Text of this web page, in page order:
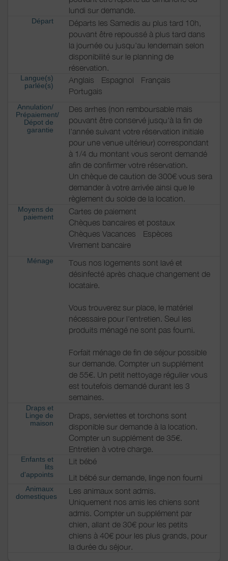
lundi sur demande.
Départ
Départs les Samedis au plus tard 10h,
pouvant être repoussé à plus tard dans
la journée ou jusqu'au lendemain selon
disponibilité sur le planning de
réservation.
Langue(s)
parlée(s)
Anglais Espagnol
Français
Portugais
Annulation/
Prépaiement/
Dépot de
garantie
Des arrhes (non remboursable mais
pouvant être conservé jusqu'à la fin de
l'année suivant votre réservation initiale
pour une venue ultérieur) correspondant
à 1/4 du montant vous seront demandé
afin de confirmer votre réservation.
Un chèque de caution de 300€ vous sera
demander à votre arrivée ainsi que le
règlement du solde de la location.
Moyens de
paiement
Cartes de paiement
Chèques bancaires et postaux
Chèques Vacances
Espèces
Virement bancaire
Ménage
Tous nos logements sont lavé et
désinfecté après chaque changement de
locataire.
Vous trouverez sur place, le matériel
nécessaire pour l'entretien. Seul les
produits ménagé ne sont pas fourni.
Forfait ménage de fin de séjour possible
sur demande. Compter un supplément
de 55€. Un petit nettoyage régulier vous
est toutefois demandé durant les 3
semaines.
Draps et
Linge de
maison
Draps, serviettes et torchons sont
disponible sur demande à la location.
Compter un supplément de 35€.
Entretien à votre charge.
Enfants et
lits
d'appoints
Lit bébé
Lit bébé sur demande, linge non fourni
Animaux
domestiques
Les animaux sont admis.
Uniquement nos amis les chiens sont
admis. Compter un supplément par
chien, allant de 30€ pour les petits
chiens à 40€ pour les plus grands, pour
la durée du séjour.